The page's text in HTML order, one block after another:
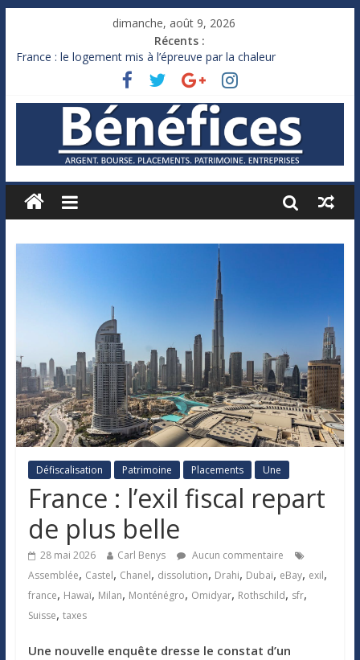
dimanche, août 9, 2026
Récents :
France : le logement mis à l’épreuve par la chaleur
Des milliards de dollars de droits de douane déjà remboursés
Royaume-Uni : Andy Burnham recule sur l’impôt
Xavier Niel, le milliardaire qui ne touche presque rien
Ruée des fortunes russes vers l’étranger
Défiscalisation Patrimoine Placements Une
France : l’exil fiscal repart
de plus belle
28 mai 2026 Carl Benys
Aucun commentaire
Assemblée, Castel, Chanel, dissolution, Drahi, Dubaï, eBay, exil,
france, Hawaï, Milan, Monténégro, Omidyar, Rothschild, sfr,
Suisse, taxes
Une nouvelle enquête dresse le constat d’un